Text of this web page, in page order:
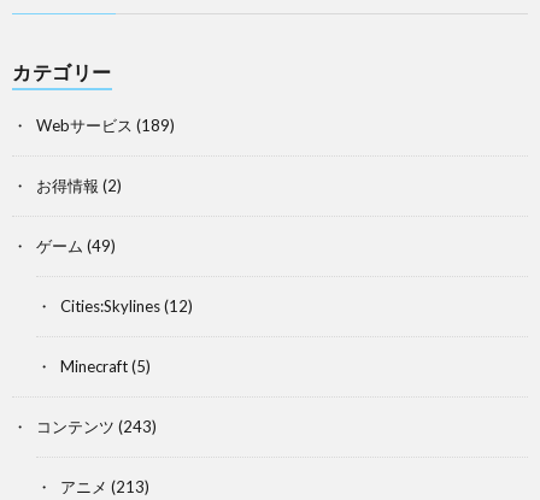
カテゴリー
Webサービス (189)
お得情報 (2)
ゲーム (49)
Cities:Skylines(12)
Minecraft(5)
コンテンツ (243)
アニメ (213)